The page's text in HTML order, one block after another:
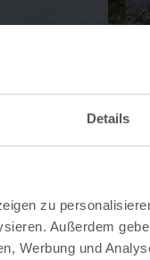
Details
zu
Außerdem
Werbung und